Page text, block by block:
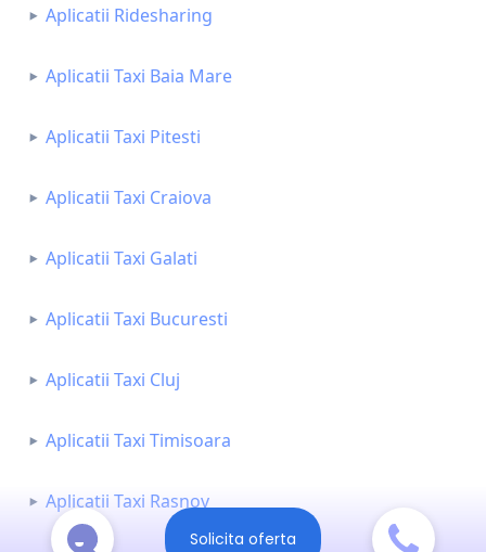
Solicita oferta
Aplicatii Ridesharing
Aplicatii Taxi Baia Mare
Aplicatii Taxi Pitesti
Aplicatii Taxi Craiova
Aplicatii Taxi Galati
Aplicatii Taxi Bucuresti
Aplicatii Taxi Cluj
Aplicatii Taxi Timisoara
Aplicatii Taxi Rasnov